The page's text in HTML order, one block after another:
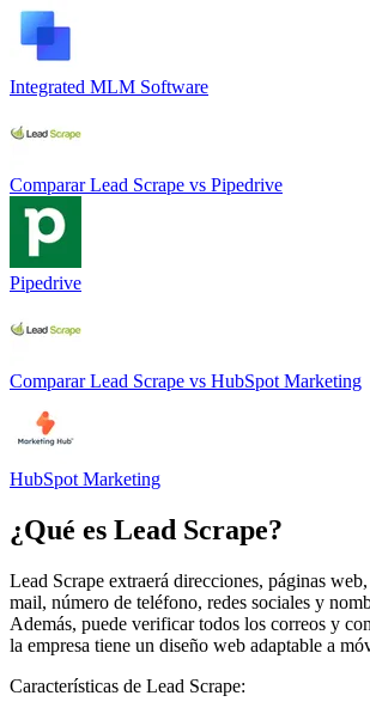
Integrated MLM Software
Comparar Lead Scrape vs Pipedrive
Pipedrive
Comparar Lead Scrape vs HubSpot Marketing
HubSpot Marketing
¿Qué es Lead Scrape?
Lead Scrape extraerá direcciones, páginas
mail, número de teléfono, redes sociales y
Además, puede verificar todos los correos y
la empresa tiene un diseño web adaptable a
Características de Lead Scrape: